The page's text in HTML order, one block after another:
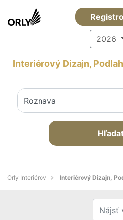
2026
Interiérový Dizajn,
Orly Interiérov Interiérový Dizajn,